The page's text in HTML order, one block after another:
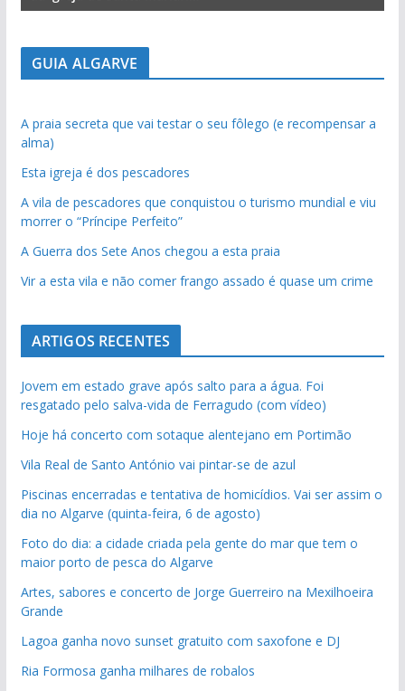
GUIA ALGARVE
A praia secreta que vai testar o seu fôlego (e recompensar a
alma)
Esta igreja é dos pescadores
A vila de pescadores que conquistou o turismo mundial e viu
morrer o “Príncipe Perfeito”
A Guerra dos Sete Anos chegou a esta praia
Vir a esta vila e não comer frango assado é quase um crime
ARTIGOS RECENTES
Jovem em estado grave após salto para a água. Foi
resgatado pelo salva-vida de Ferragudo (com vídeo)
Hoje há concerto com sotaque alentejano em Portimão
Vila Real de Santo António vai pintar-se de azul
Piscinas encerradas e tentativa de homicídios. Vai ser assim o
dia no Algarve (quinta-feira, 6 de agosto)
Foto do dia: a cidade criada pela gente do mar que tem o
maior porto de pesca do Algarve
Artes, sabores e concerto de Jorge Guerreiro na Mexilhoeira
Grande
Lagoa ganha novo sunset gratuito com saxofone e DJ
Ria Formosa ganha milhares de robalos